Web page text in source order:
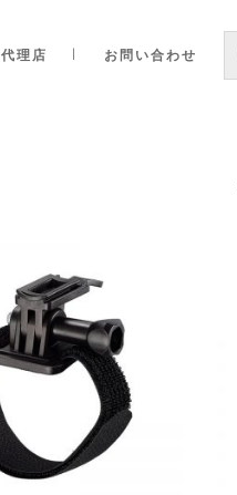
代理店 お問い合わせ